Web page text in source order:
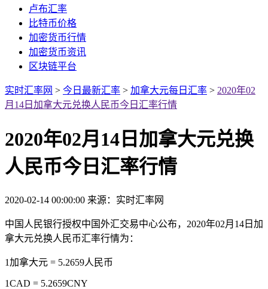
卢布汇率
比特币价格
加密货币行情
加密货币资讯
区块链平台
实时汇率网 > 今日最新汇率 > 加拿大元每日汇率 > 2020年02
月14日加拿大元兑换人民币今日汇率行情
2020年02月14日加拿大元兑换
人民币今日汇率行情
2020-02-14 00:00:00 来源：实时汇率网
中国人民银行授权中国外汇交易中心公布，2020年02月14日加
拿大元兑换人民币汇率行情为：
1加拿大元 = 5.2659人民币
1CAD = 5.2659CNY